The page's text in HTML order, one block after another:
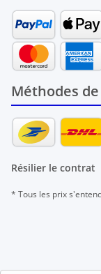
Méthodes
Résilier le contrat
* Tous les prix